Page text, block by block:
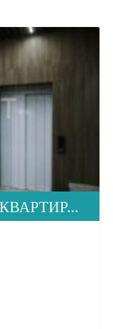
ПРОДАЄТЬСЯ 1,5-КІМНАТНА КВАРТИРА В НОВОБУДОВІ ЖК «ЗАГОРСЬКА»